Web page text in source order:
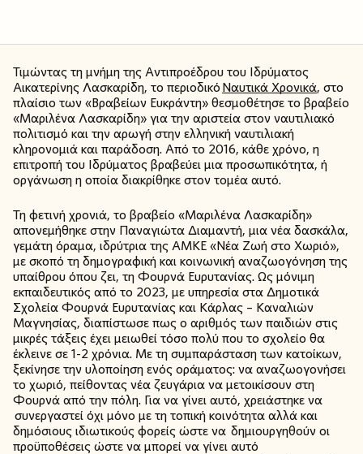
Τιμώντας τη μνήμη της Αντιπροέδρου του Ιδρύματος
Αικατερίνης Λασκαρίδη, το περιοδικόΝαυτικά Χρονικά, στο
πλαίσιο των «Βραβείων Ευκράντη» θεσμοθέτησε το βραβείο
«Μαριλένα Λασκαρίδη» για την αριστεία στον ναυτιλιακό
πολιτισμό και την αρωγή στην ελληνική ναυτιλιακή
κληρονομιά και παράδοση. Από το 2016, κάθε χρόνο, η
επιτροπή του Ιδρύματος βραβεύει μια προσωπικότητα, ή
οργάνωση η οποία διακρίθηκε στον τομέα αυτό.
Τη φετινή χρονιά, το βραβείο «Μαριλένα Λασκαρίδη»
απονεμήθηκε στην Παναγιώτα Διαμαντή, μια νέα δασκάλα,
γεμάτη όραμα, ιδρύτρια της ΑΜΚΕ «Νέα Ζωή στο Χωριό»,
με σκοπό τη δημογραφική και κοινωνική αναζωογόνηση της
υπαίθρου όπου ζει, τη Φουρνά Ευρυτανίας. Ως μόνιμη
εκπαιδευτικός από το 2023, με υπηρεσία στα Δημοτικά
Σχολεία Φουρνά Ευρυτανίας και Κάρλας – Καναλιών
Μαγνησίας, διαπίστωσε πως ο αριθμός των παιδιών στις
μικρές τάξεις έχει μειωθεί τόσο πολύ που το σχολείο θα
έκλεινε σε 1-2 χρόνια. Με τη συμπαράσταση των κατοίκων,
ξεκίνησε την υλοποίηση ενός οράματος: να αναζωογονήσει
το χωριό, πείθοντας νέα ζευγάρια να μετοικίσουν στη
Φουρνά από την πόλη. Για να γίνει αυτό, χρειάστηκε να
συνεργαστεί όχι μόνο με τη τοπική κοινότητα αλλά και
δημόσιους ιδιωτικούς φορείς ώστε να δημιουργηθούν οι
προϋποθέσεις ώστε να μπορεί να γίνει αυτό